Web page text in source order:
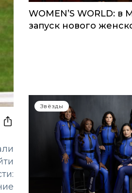
WOMEN’S WORLD:
запуск нового
Звёзды